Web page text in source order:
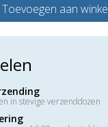
Toevoegen aan
in stevige verzenddozen